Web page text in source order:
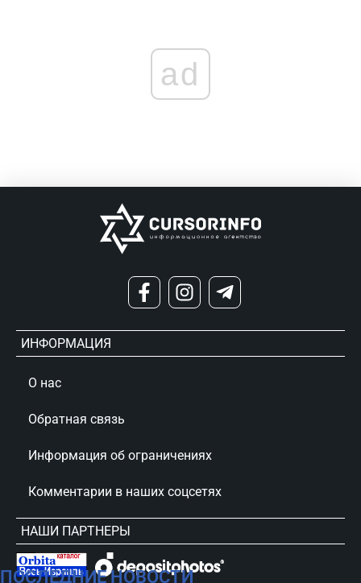
ПОСЛЕДНИЕ НОВОСТИ
ad
ИНФОРМАЦИЯ
О нас
Обратная связь
Информация об ограничениях
Комментарии в наших соцсетях
НАШИ ПАРТНЕРЫ